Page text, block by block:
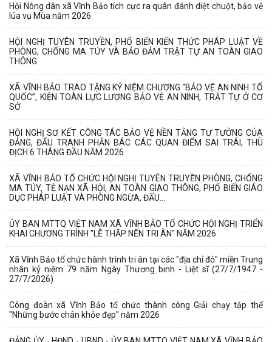
Hội Nông dân xã Vĩnh Bảo tích cực ra quân đánh diệt chuột, bảo vệ
lúa vụ Mùa năm 2026
HỘI NGHỊ TUYÊN TRUYỀN, PHỔ BIẾN KIẾN THỨC PHÁP LUẬT VỀ
PHÒNG, CHỐNG MA TÚY VÀ BẢO ĐẢM TRẬT TỰ AN TOÀN GIAO
THÔNG
XÃ VĨNH BẢO TRAO TẶNG KỶ NIỆM CHƯƠNG “BẢO VỆ AN NINH TỔ
QUỐC”, KIỆN TOÀN LỰC LƯỢNG BẢO VỆ AN NINH, TRẬT TỰ Ở CƠ
SỞ
HỘI NGHỊ SƠ KẾT CÔNG TÁC BẢO VỆ NỀN TẢNG TƯ TƯỞNG CỦA
ĐẢNG, ĐẤU TRANH PHẢN BÁC CÁC QUAN ĐIỂM SAI TRÁI, THÙ
ĐỊCH 6 THÁNG ĐẦU NĂM 2026
XÃ VĨNH BẢO TỔ CHỨC HỘI NGHỊ TUYÊN TRUYỀN PHÒNG, CHỐNG
MA TÚY, TỆ NẠN XÃ HỘI, AN TOÀN GIAO THÔNG, PHỔ BIẾN GIÁO
DỤC PHÁP LUẬT VÀ PHÒNG NGỪA, ĐẤU...
ỦY BAN MTTQ VIỆT NAM XÃ VĨNH BẢO TỔ CHỨC HỘI NGHỊ TRIỂN
KHAI CHƯƠNG TRÌNH "LỄ THẮP NẾN TRI ÂN" NĂM 2026
Xã Vĩnh Bảo tổ chức hành trình tri ân tại các "địa chỉ đỏ" miền Trung
nhân kỷ niệm 79 năm Ngày Thương binh - Liệt sĩ (27/7/1947 -
27/7/2026)
Công đoàn xã Vĩnh Bảo tổ chức thành công Giải chạy tập thể
"Những bước chân khỏe đẹp" năm 2026